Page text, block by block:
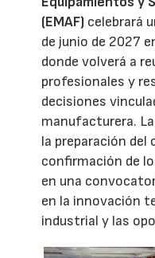
(EMAF) celebrará
de junio de 2027
donde volverá a
profesionales y
decisiones
manufacturera.
la preparación del
confirmación de
en una
en la innovación
industrial y las